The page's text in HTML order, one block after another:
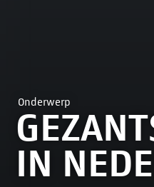
Onderwerp
IN